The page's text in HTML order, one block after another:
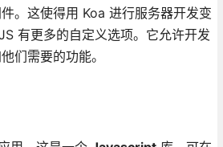
。这使得用 Koa 进行服务器开发变
有更多的自定义选项。它允许开发
们需要的功能。